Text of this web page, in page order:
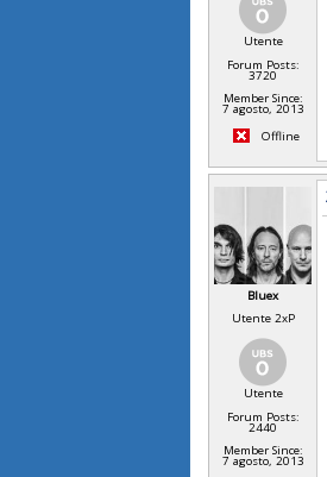
Utente
Forum Posts:
3720
Member Since:
7 agosto, 2013
Offline
Bluex
Utente 2xP
Utente
Forum Posts:
2440
Member Since:
7 agosto, 2013